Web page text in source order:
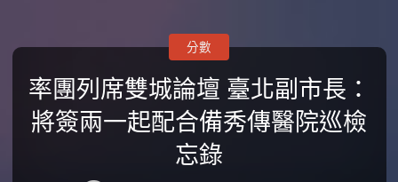
率團列席雙城論壇 臺北副市長：
將簽兩一起配合備秀傳醫院巡檢
忘錄
分數